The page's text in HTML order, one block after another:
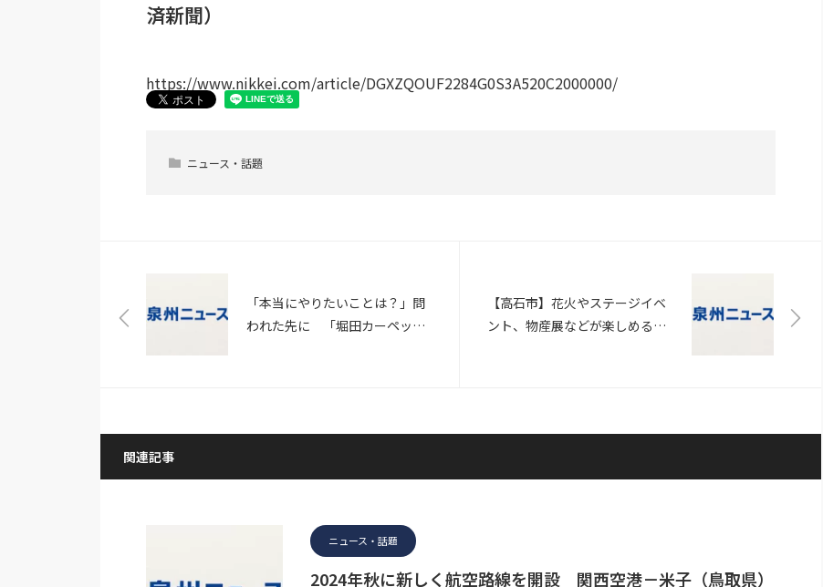
済新聞）
https://www.nikkei.com/article/DGXZQOUF2284G0S3A520C2000000/
ニュース・話題
「本当にやりたいことは？」問
われた先に 「堀田カーペッ
【高石市】花火やステージイベ
ント、物産展などが楽しめる
関連記事
ニュース・話題
2024年秋に新しく航空路線を開設 関西空港－米子（鳥取県）